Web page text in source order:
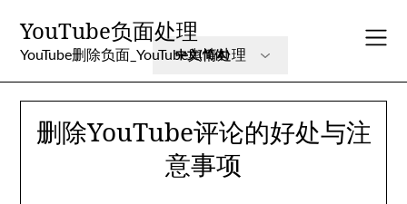
content
YouTube负面处理
YouTube删除负面_YouTube舆情处理
删除YouTube评论的好处与注
意事项